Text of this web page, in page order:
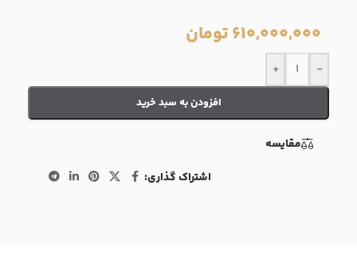
610,000,000تومان
-
+
افزودن به سبد خرید
مقايسه
اشتراک گذاری: